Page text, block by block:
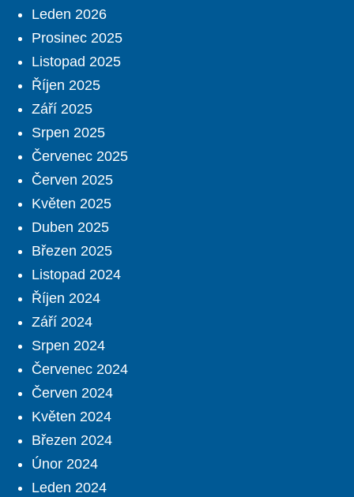
Leden 2026
Prosinec 2025
Listopad 2025
Říjen 2025
Září 2025
Srpen 2025
Červenec 2025
Červen 2025
Květen 2025
Duben 2025
Březen 2025
Listopad 2024
Říjen 2024
Září 2024
Srpen 2024
Červenec 2024
Červen 2024
Květen 2024
Březen 2024
Únor 2024
Leden 2024